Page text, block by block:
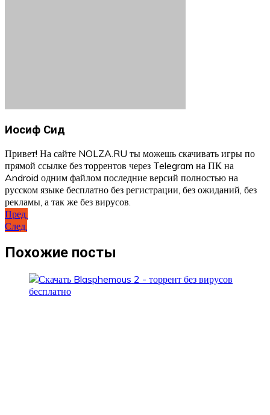
Иосиф Сид
Привет! На сайте NOLZA.RU ты можешь скачивать игры по
прямой ссылке без торрентов через Telegram на ПК на
Android одним файлом последние версий полностью на
русском языке бесплатно без регистрации, без ожиданий, без
рекламы, а так же без вирусов.
Навигация
по
записям
Пред.
След.
Похожие посты